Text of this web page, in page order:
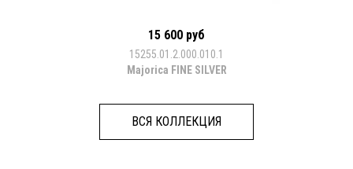
15 600 руб
15255.01.2.000.010.1
Majorica FINE SILVER
ВСЯ КОЛЛЕКЦИЯ